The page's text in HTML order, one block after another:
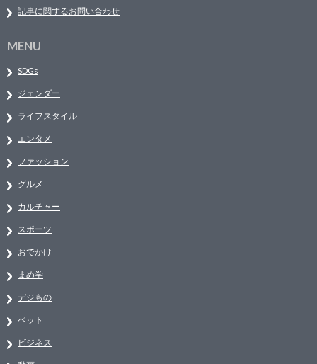
記事に関するお問い合わせ
MENU
SDGs
ジェンダー
ライフスタイル
エンタメ
ファッション
グルメ
カルチャー
スポーツ
おでかけ
まめ学
デジもの
ペット
ビジネス